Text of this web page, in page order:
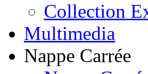
Collection
Multimedia
Nappe Carrée